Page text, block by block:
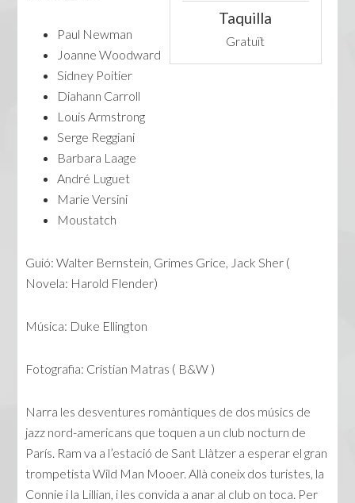
Taquilla
Gratuït
Paul Newman
Joanne Woodward
Sidney Poitier
Diahann Carroll
Louis Armstrong
Serge Reggiani
Barbara Laage
André Luguet
Marie Versini
Moustatch
Guió: Walter Bernstein, Grimes Grice, Jack Sher (
Novela: Harold Flender)
Música: Duke Ellington
Fotografia: Cristian Matras ( B&W )
Narra les desventures romàntiques de dos músics de
jazz nord-americans que toquen a un club nocturn de
París. Ram va a l’estació de Sant Llàtzer a esperar el gran
trompetista Wild Man Mooer. Allà coneix dos turistes, la
Connie i la Lillian, i les convida a anar al club on toca. Per